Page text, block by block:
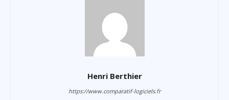
Henri Berthier
https://www.comparatif-logiciels.fr